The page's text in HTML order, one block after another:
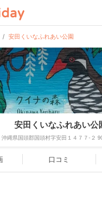
安田くいなふれあい公園
安田くいなふれあい公
沖縄県国頭郡国頭村字安田１４７７-２
口コミ